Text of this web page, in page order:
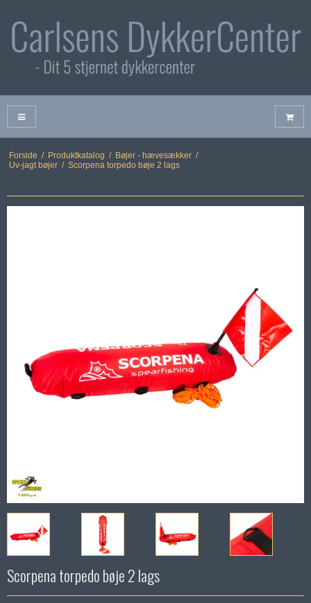
Forside / Produktkatalog / Bøjer - hævesækker /
Uv-jagt bøjer / Scorpena torpedo bøje 2 lags
Scorpena torpedo bøje 2 lags